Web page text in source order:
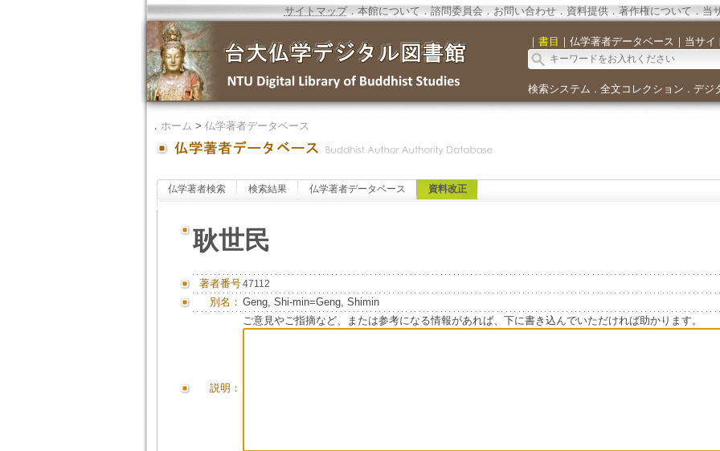
サイトマップ．本館について．諮問委員会． お問い合わせ． 資料提供．著作権について．当
｜ 書目 ｜ 仏学著者データベース ｜ 当サイ
検索システム ． 全文コレクション ． デジ
． ホーム > 仏学著者データベース
仏学著者検索 検索結果 仏学著者データベース 資料改正
耿世民
著者番号47112
別名： Geng, Shi-min=Geng, Shimin
説明：
ご意見やご指摘など、または参考になる情報があれば、下に書き込んでいただければ助かります。